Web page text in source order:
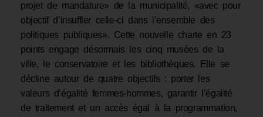
projet de mandature» de la municipalité, «avec pour
objectif d’insuffler celle-ci dans l’ensemble des
politiques publiques». Cette nouvelle charte en 23
points engage désormais les cinq musées de la
ville, le conservatoire et les bibliothèques. Elle se
décline autour de quatre objectifs : porter les
valeurs d’égalité femmes-hommes, garantir l’égalité
de traitement et un accès égal à la programmation,